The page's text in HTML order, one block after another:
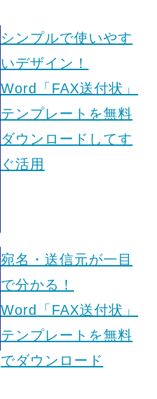
シンプルで使いやす
いデザイン！
Word「FAX送付状」
テンプレートを無料
ダウンロードしてす
ぐ活用
宛名・送信元が一目
で分かる！
Word「FAX送付状」
テンプレートを無料
でダウンロード